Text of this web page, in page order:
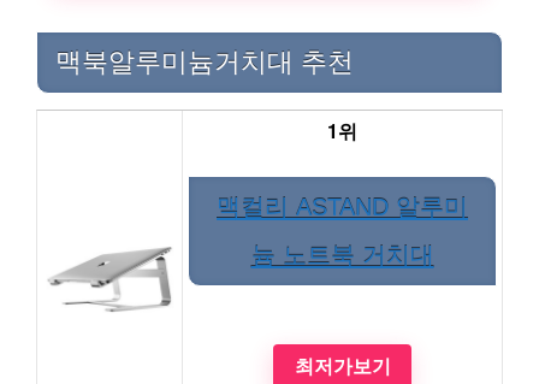
맥북알루미늄거치대 추천
1위
맥컬리 ASTAND 알루미
늄 노트북 거치대
최저가보기